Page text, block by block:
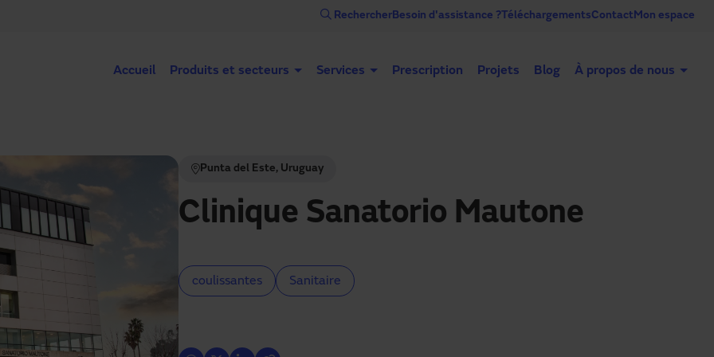
RechercherBesoin d'assistance ? TéléchargementsContactMon espace
Accueil Produits et secteurs Services Prescription Projets Blog À propos de nous
Punta del Este, Uruguay
Clinique Sanatorio Mautone
coulissantes Sanitaire